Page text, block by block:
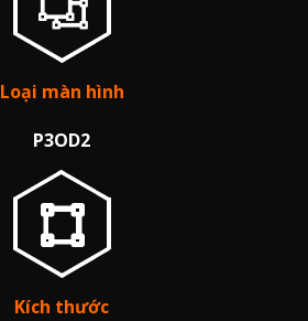
Loại màn hình
P3OD2
Kích thước